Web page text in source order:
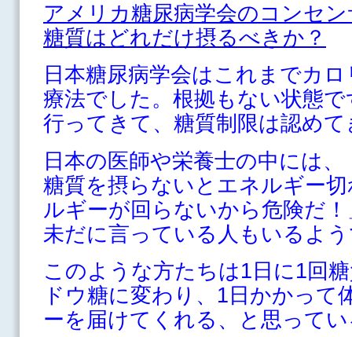
アメリカ糖尿病学会のコン
糖質はどれだけ摂るべきか？
日本糖尿病学会はこれまでカ
療法でした。根拠もない状態
行ってきて、糖質制限は認め
日本の医師や栄養士の中には
糖質を摂らないとエネルギー
ルギーが回らないから危険だ
未だに言っている人もいるよ
このような方たちは1日に1回
ドウ糖に変わり、1日かかって
ーを届けてくれる、と思って